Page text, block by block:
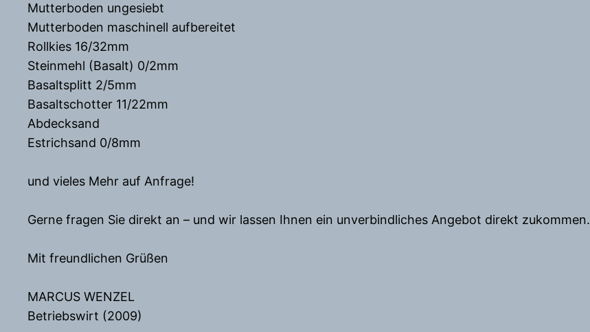
Mutterboden ungesiebt
Mutterboden maschinell aufbereitet
Rollkies 16/32mm
Steinmehl (Basalt) 0/2mm
Basaltsplitt 2/5mm
Basaltschotter 11/22mm
Abdecksand
Estrichsand 0/8mm
und vieles Mehr auf Anfrage!
Gerne fragen Sie direkt an – und wir lassen Ihnen ein unverbindliches Angebot direkt zukommen.
Mit freundlichen Grüßen
MARCUS WENZEL
Betriebswirt (2009)